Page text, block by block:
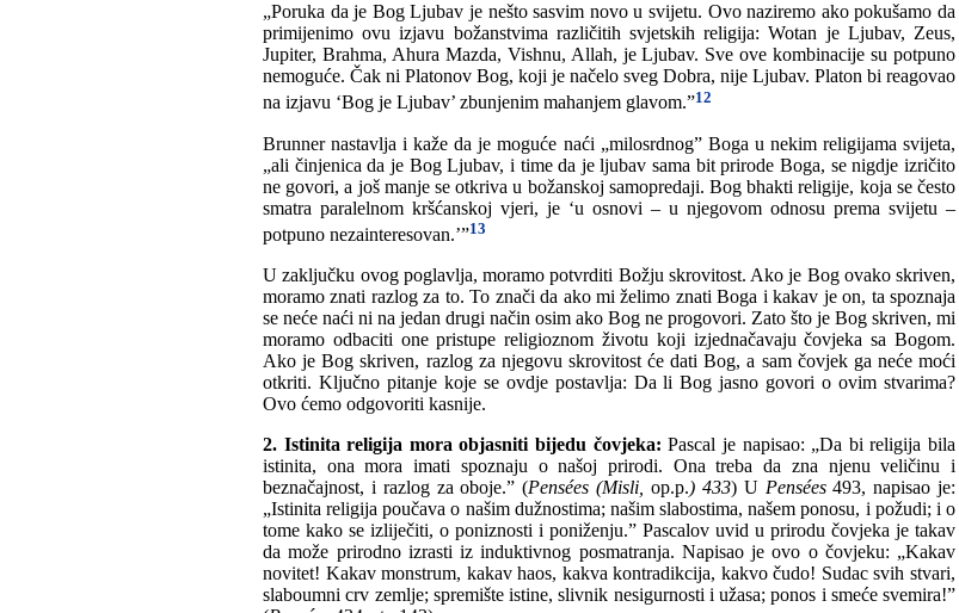
„Poruka da je Bog Ljubav je nešto sasvim novo u svijetu. Ovo naziremo ako pokušamo da
primijenimo ovu izjavu božanstvima različitih svjetskih religija: Wotan je Ljubav, Zeus,
Jupiter, Brahma, Ahura Mazda, Vishnu, Allah, je Ljubav. Sve ove kombinacije su potpuno
nemoguće. Čak ni Platonov Bog, koji je načelo sveg Dobra, nije Ljubav. Platon bi reagovao
na izjavu ‘Bog je Ljubav’ zbunjenim mahanjem glavom.”12
Brunner nastavlja i kaže da je moguće naći „milosrdnog” Boga u nekim religijama svijeta,
„ali činjenica da je Bog Ljubav, i time da je ljubav sama bit prirode Boga, se nigdje izričito
ne govori, a još manje se otkriva u božanskoj samopredaji. Bog bhakti religije, koja se često
smatra paralelnom kršćanskoj vjeri, je ‘u osnovi – u njegovom odnosu prema svijetu –
potpuno nezainteresovan.’”13
U zaključku ovog poglavlja, moramo potvrditi Božju skrovitost. Ako je Bog ovako skriven,
moramo znati razlog za to. To znači da ako mi želimo znati Boga i kakav je on, ta spoznaja
se neće naći ni na jedan drugi način osim ako Bog ne progovori. Zato što je Bog skriven, mi
moramo odbaciti one pristupe religioznom životu koji izjednačavaju čovjeka sa Bogom.
Ako je Bog skriven, razlog za njegovu skrovitost će dati Bog, a sam čovjek ga neće moći
otkriti. Ključno pitanje koje se ovdje postavlja: Da li Bog jasno govori o ovim stvarima?
Ovo ćemo odgovoriti kasnije.
2. Istinita religija mora objasniti bijedu čovjeka:Pascal je napisao: „Da bi religija bila
istinita, ona mora imati spoznaju o našoj prirodi. Ona treba da zna njenu veličinu i
beznačajnost, i razlog za oboje.” (Pensées (Misli, op.p.) 433) U Pensées493, napisao je:
„Istinita religija poučava o našim dužnostima; našim slabostima, našem ponosu, i požudi; i o
tome kako se izliječiti, o poniznosti i poniženju.” Pascalov uvid u prirodu čovjeka je takav
da može prirodno izrasti iz induktivnog posmatranja. Napisao je ovo o čovjeku: „Kakav
novitet! Kakav monstrum, kakav haos, kakva kontradikcija, kakvo čudo! Sudac svih stvari,
slaboumni crv zemlje; spremište istine, slivnik nesigurnosti i užasa; ponos i smeće svemira!”